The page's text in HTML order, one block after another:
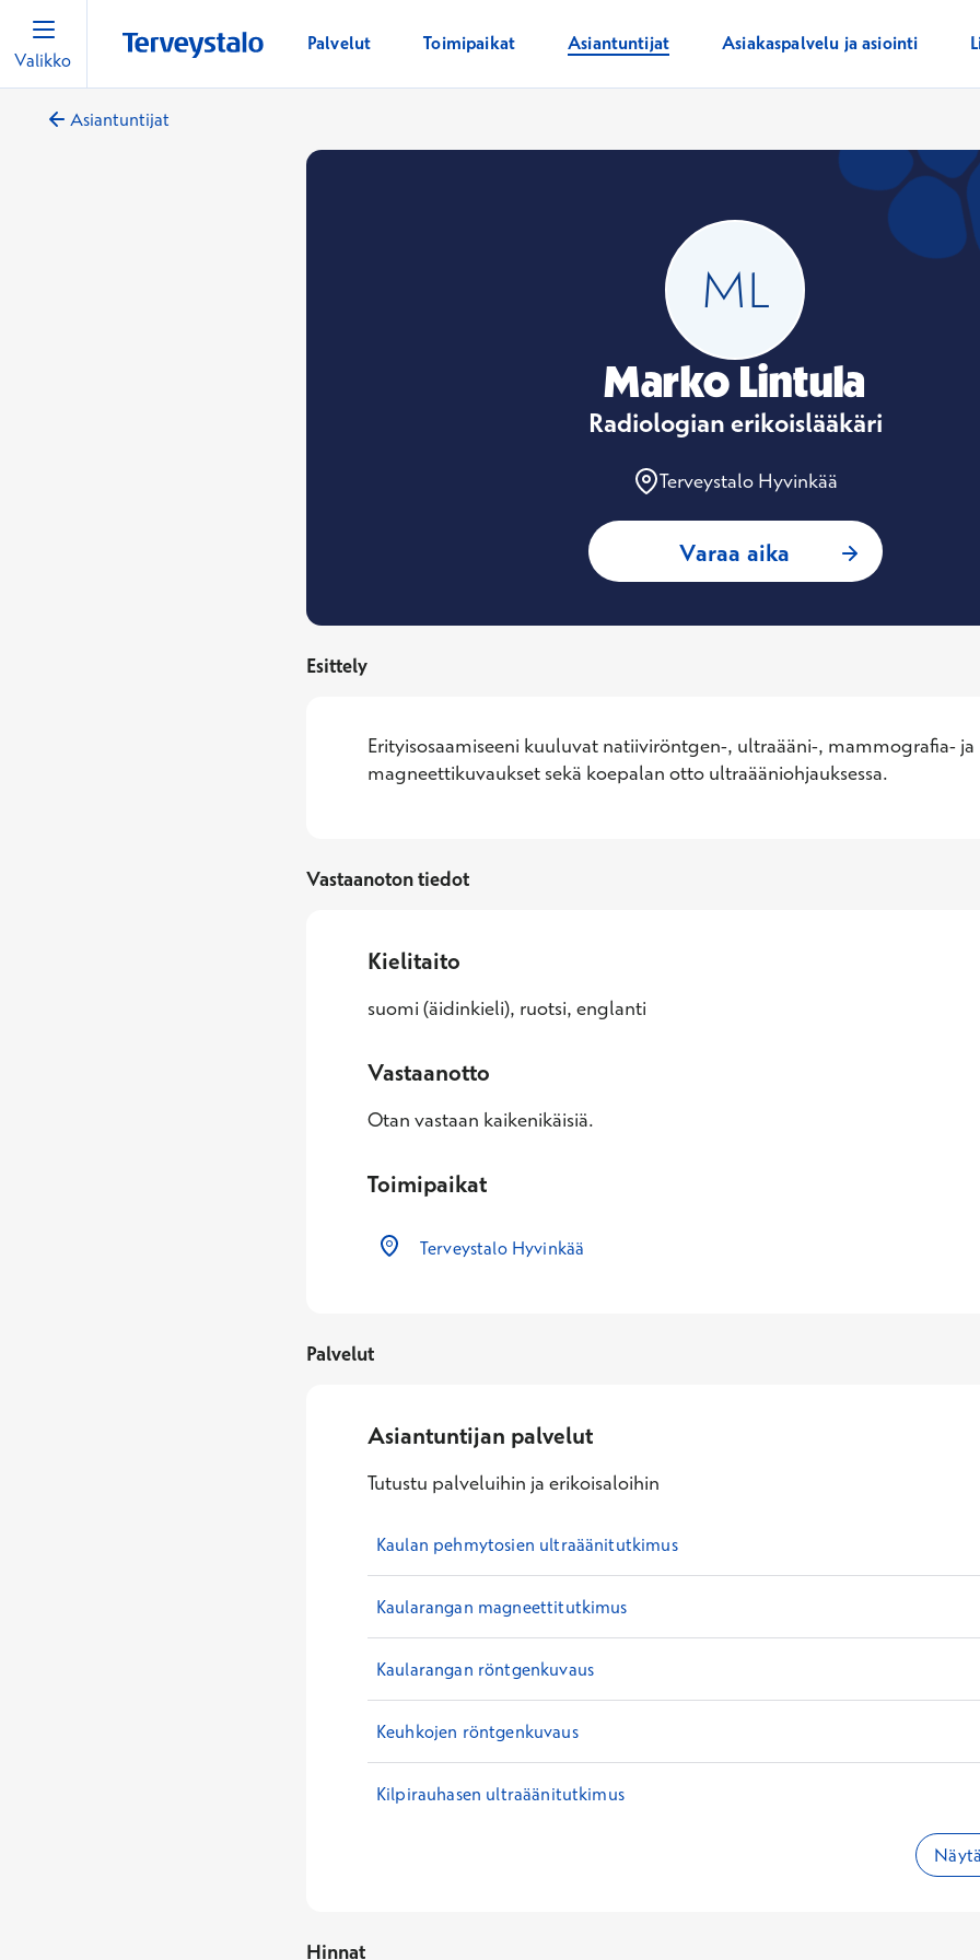
Valikko
Palvelut Toimipaikat Asiantuntijat Asiakaspalvelu ja asiointi
Asiantuntijat
Marko Lintula
Radiologian erikoislääkäri
Terveystalo Hyvinkää
Varaa aika : Marko Lintula,
Esittely
Erityisosaamiseeni kuuluvat natiiviröntgen-, ultraääni-, mammografia- ja
magneettikuvaukset sekä koepalan otto ultraääniohjauksessa.
Vastaanoton tiedot
Kielitaito
suomi (äidinkieli), ruotsi, englanti
Vastaanotto
Otan vastaan kaikenikäisiä.
Toimipaikat
Terveystalo Hyvinkää
Palvelut
Asiantuntijan palvelut
Tutustu palveluihin ja erikoisaloihin
Kaulan pehmytosien ultraäänitutkimus
Kaularangan magneettitutkimus
Kaularangan röntgenkuvaus
Keuhkojen röntgenkuvaus
Kilpirauhasen ultraäänitutkimus
Hinnat